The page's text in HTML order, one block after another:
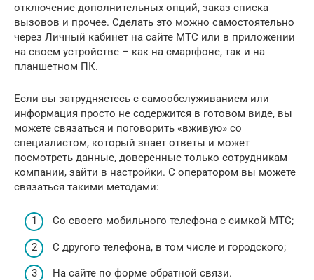
отключение дополнительных опций, заказ списка
вызовов и прочее. Сделать это можно самостоятельно
через Личный кабинет на сайте МТС или в приложении
на своем устройстве – как на смартфоне, так и на
планшетном ПК.
Если вы затрудняетесь с самообслуживанием или
информация просто не содержится в готовом виде, вы
можете связаться и поговорить «вживую» со
специалистом, который знает ответы и может
посмотреть данные, доверенные только сотрудникам
компании, зайти в настройки. С оператором вы можете
связаться такими методами:
Со своего мобильного телефона с симкой МТС;
С другого телефона, в том числе и городского;
На сайте по форме обратной связи.